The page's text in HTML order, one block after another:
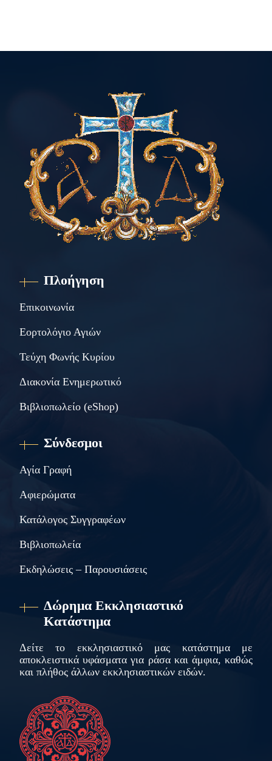
Πλοήγηση
Επικοινωνία
Εορτολόγιο Αγιών
Τεύχη Φωνής Κυρίου
Διακονία Ενημερωτικό
Βιβλιοπωλείο (eShop)
Σύνδεσμοι
Αγία Γραφή
Αφιερώματα
Κατάλογος Συγγραφέων
Βιβλιοπωλεία
Εκδηλώσεις – Παρουσιάσεις
Δώρημα Εκκλησιαστικό
Κατάστημα
Δείτε το εκκλησιαστικό μας κατάστημα με
αποκλειστικά υφάσματα για ράσα και άμφια, καθώς
και πλήθος άλλων εκκλησιαστικών ειδών.